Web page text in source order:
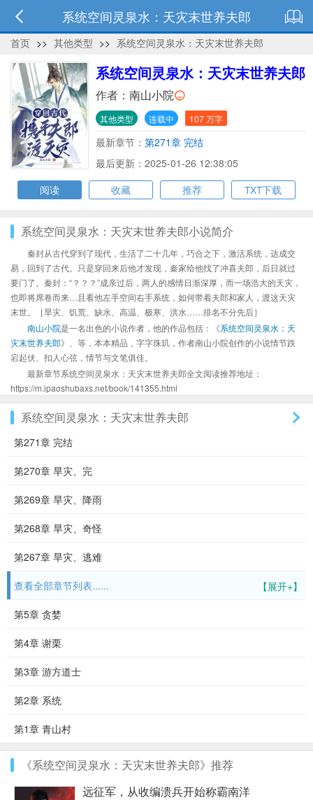
系统空间灵泉水：天灾末世养夫郎
首页 >> 其他类型 >> 系统空间灵泉水：天灾末世养夫郎
系统空间灵泉水：天灾末世养夫郎
作者： 南山小院
其他类型 连载中 107 万字
最新章节： 第271章 完结
最后更新：2025-01-26 12:38:05
阅读
收藏 推荐 TXT下载
系统空间灵泉水：天灾末世养夫郎小说简介
秦封从古代穿到了现代，生活了二十几年，巧合之下，激活系统，达成交
易，回到了古代。只是穿回来后他才发现，秦家给他找了冲喜夫郎，后日就过
要门了。秦封：“？？？”成亲过后，两人的感情日渐深厚，而一场浩大的天灾，
也即将席卷而来…且看他左手空间右手系统，如何带着夫郎和家人，渡这天灾
末世。［旱灾、饥荒、缺水、高温、极寒、洪水……排名不分先后］
南山小院是一名出色的小说作者，他的作品包括：《系统空间灵泉水：天
灾末世养夫郎》、等，本本精品，字字珠玑，作者南山小院创作的小说情节跌
宕起伏、扣人心弦，情节与文笔俱佳。
最新章节系统空间灵泉水：天灾末世养夫郎全文阅读推荐地址：
https://m.ipaoshubaxs.net/book/141355.html
系统空间灵泉水：天灾末世养夫郎
第271章 完结
第270章 旱灾、完
第269章 旱灾、降雨
第268章 旱灾、奇怪
第267章 旱灾、逃难
【展开+】
查看全部章节列表......
第5章 贪婪
第4章 谢栗
第3章 游方道士
第2章 系统
第1章 青山村
《系统空间灵泉水：天灾末世养夫郎》推荐
远征军，从收编溃兵开始称霸南洋